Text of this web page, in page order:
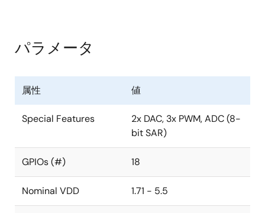
Dフリップフロップ/ラッチ x 12
エッジ検出器付きプログラマブルディレイ x 2
内蔵オシレータ x 3
低周波
RC 25kHzおよび2MHz
パラメータ
属性 値
Special Features
2x DAC, 3x PWM, ADC (8-
bit SAR)
GPIOs (#) 18
Nominal VDD 1.71 - 5.5